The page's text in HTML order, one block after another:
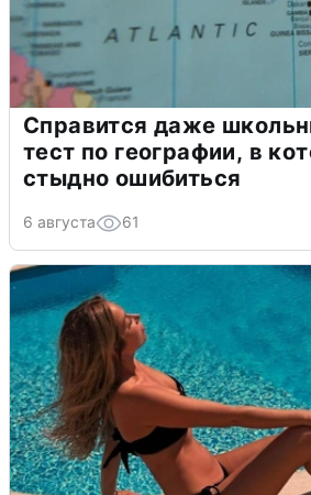
Справится даже
тест по географии, в
стыдно ошибиться
6 августа 61